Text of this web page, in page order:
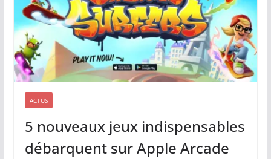
ACTUS
5 nouveaux jeux indispensables
débarquent sur Apple Arcade